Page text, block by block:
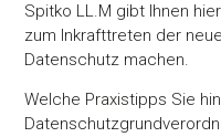
Spitko LL.M gibt Ihnen
zum Inkrafttreten der
Datenschutz machen.
Welche Praxistipps Sie